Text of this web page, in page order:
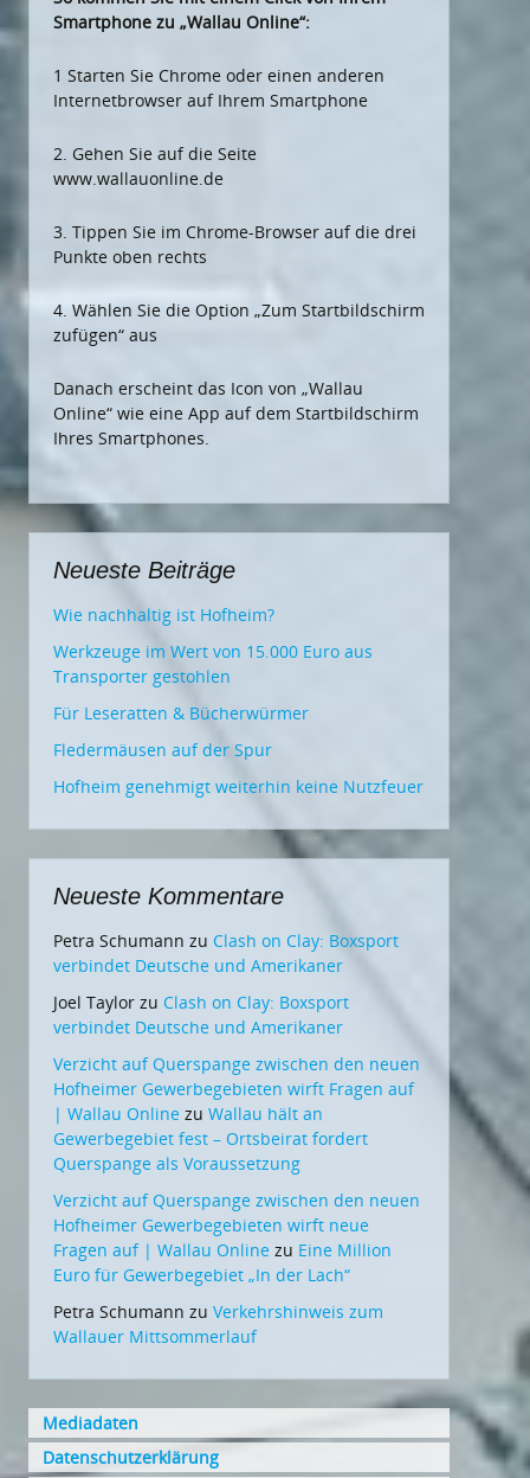
Smartphone zu „Wallau Online“:
1 Starten Sie Chrome oder einen anderen
Internetbrowser auf Ihrem Smartphone
2. Gehen Sie auf die Seite
www.wallauonline.de
3. Tippen Sie im Chrome-Browser auf die drei
Punkte oben rechts
4. Wählen Sie die Option „Zum Startbildschirm
zufügen“ aus
Danach erscheint das Icon von „Wallau
Online“ wie eine App auf dem Startbildschirm
Ihres Smartphones.
Neueste Beiträge
Wie nachhaltig ist Hofheim?
Werkzeuge im Wert von 15.000 Euro aus
Transporter gestohlen
Für Leseratten & Bücherwürmer
Fledermäusen auf der Spur
Hofheim genehmigt weiterhin keine Nutzfeuer
Neueste Kommentare
Petra Schumann zu Clash on Clay: Boxsport
verbindet Deutsche und Amerikaner
Joel Taylor zu Clash on Clay: Boxsport
verbindet Deutsche und Amerikaner
Verzicht auf Querspange zwischen den neuen
Hofheimer Gewerbegebieten wirft Fragen auf
| Wallau Online zu Wallau hält an
Gewerbegebiet fest – Ortsbeirat fordert
Querspange als Voraussetzung
Verzicht auf Querspange zwischen den neuen
Hofheimer Gewerbegebieten wirft neue
Fragen auf | Wallau Online zu Eine Million
Euro für Gewerbegebiet „In der Lach“
Petra Schumann zu Verkehrshinweis zum
Wallauer Mittsommerlauf
Mediadaten
Datenschutzerklärung